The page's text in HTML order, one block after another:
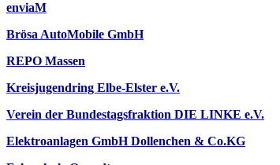
enviaM
Brösa AutoMobile GmbH
REPO Massen
Kreisjugendring Elbe-Elster e.V.
Verein der Bundestagsfraktion DIE LINKE e.V.
Elektroanlagen GmbH Dollenchen & Co.KG